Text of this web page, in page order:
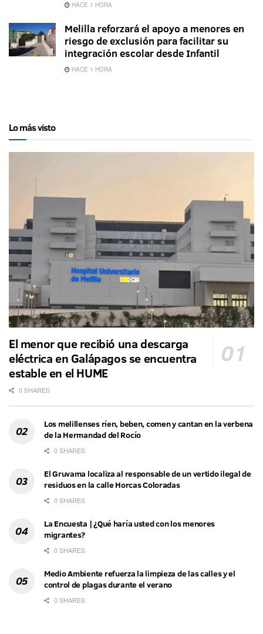
HACE 1 HORA
Melilla reforzará el apoyo a menores en
riesgo de exclusión para facilitar su
integración escolar desde Infantil
HACE 1 HORA
Lo más visto
El menor que recibió una descarga
eléctrica en Galápagos se encuentra
estable en el HUME
0 SHARES
Los melillenses ríen, beben, comen y cantan en la verbena
de la Hermandad del Rocío
0 SHARES
El Gruvama localiza al responsable de un vertido ilegal de
residuos en la calle Horcas Coloradas
0 SHARES
La Encuesta | ¿Qué haría usted con los menores
migrantes?
0 SHARES
Medio Ambiente refuerza la limpieza de las calles y el
control de plagas durante el verano
0 SHARES